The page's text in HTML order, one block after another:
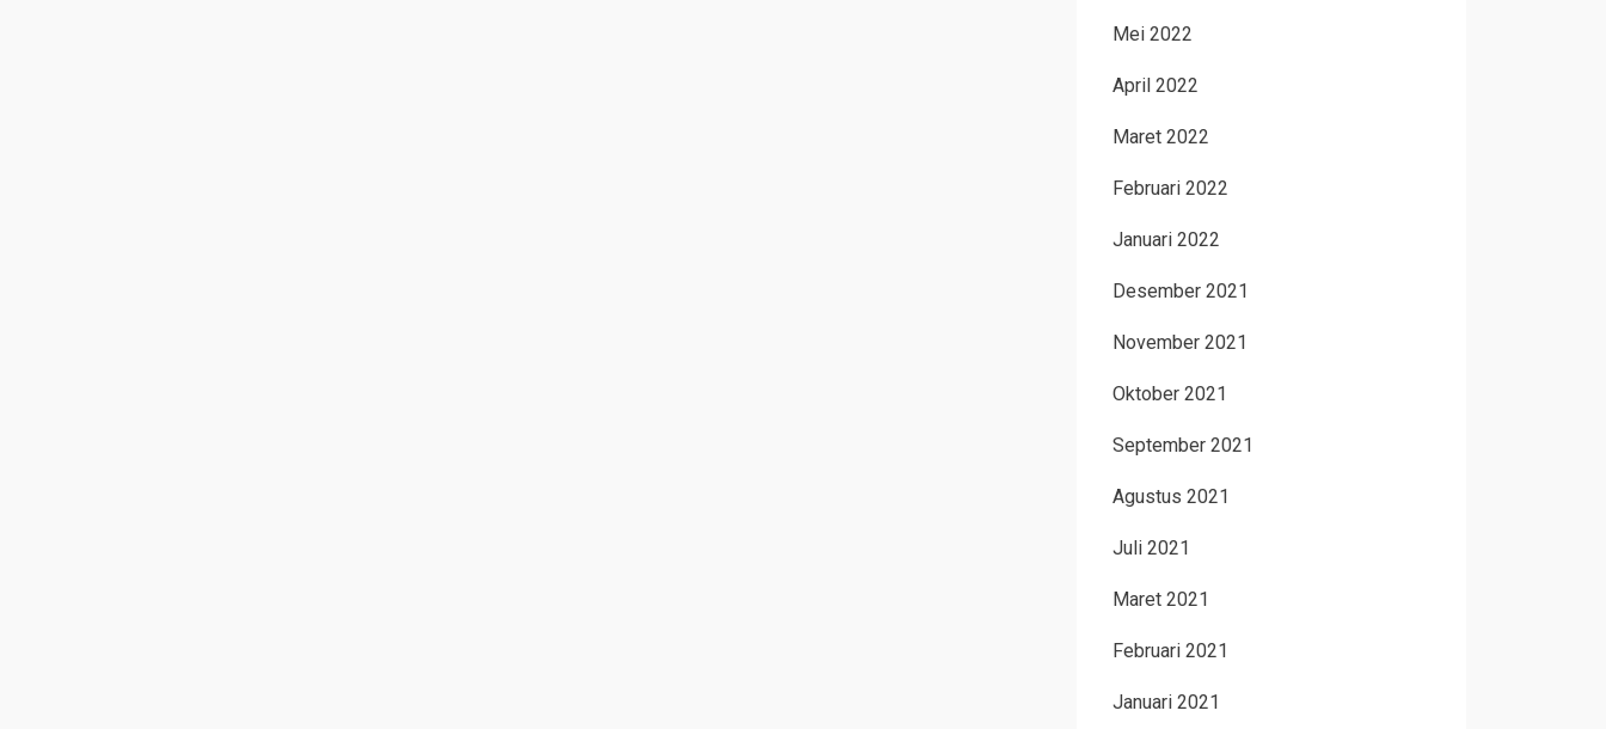
Mei 2022
April 2022
Maret 2022
Februari 2022
Januari 2022
Desember 2021
November 2021
Oktober 2021
September 2021
Agustus 2021
Juli 2021
Maret 2021
Februari 2021
Januari 2021